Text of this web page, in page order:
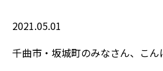
2021.05.01
千曲市・坂城町のみなさん、こん